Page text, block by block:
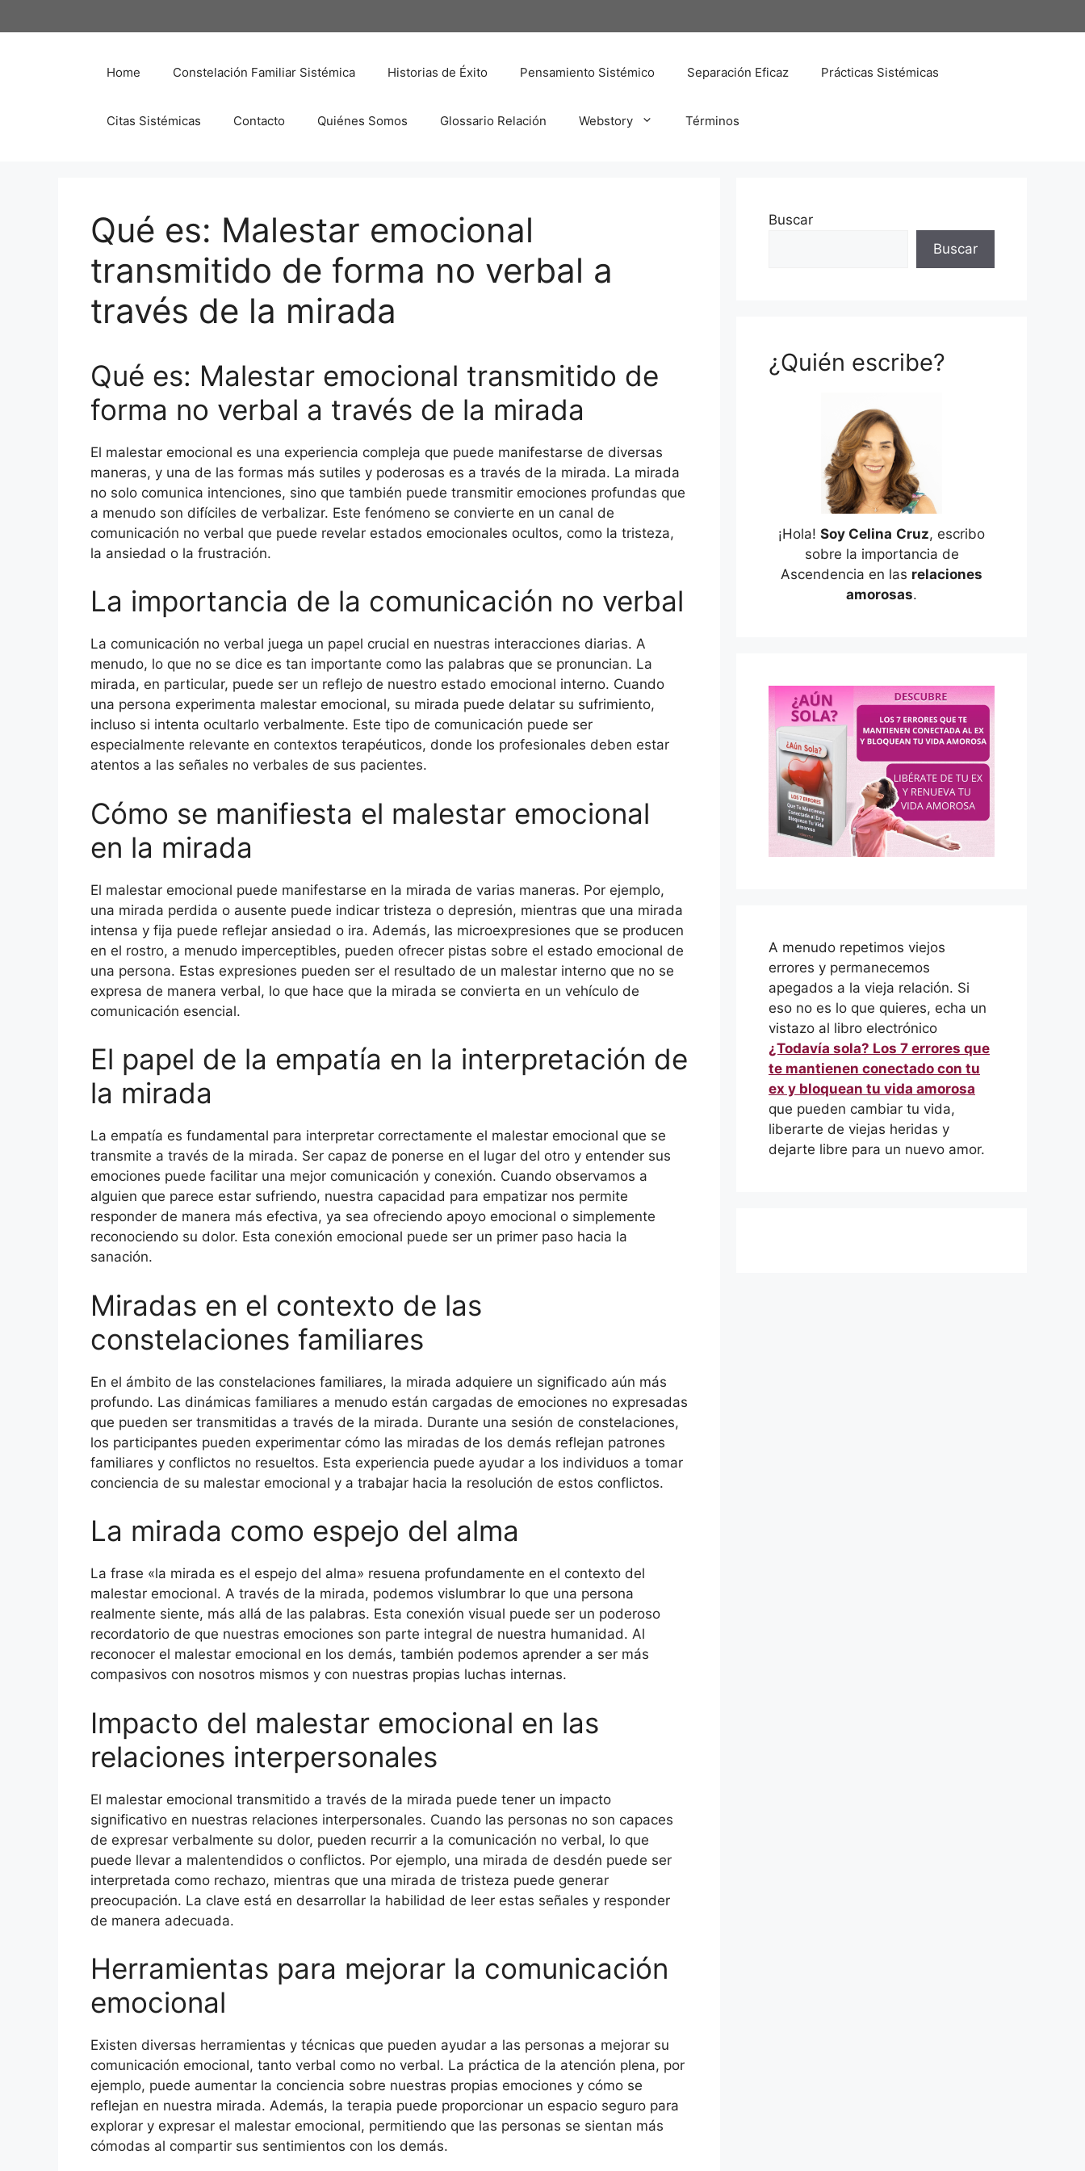
al
Home Constelación Familiar Sistémica Historias de Éxito Pensamiento Sistémico Separación Eficaz Prácticas Sistémicas
Citas Sistémicas Contacto Quiénes Somos Glossario Relación Webstory Términos
Qué es: Malestar emocional
transmitido de forma no verbal a
través de la mirada
Qué es: Malestar emocional transmitido de
forma no verbal a través de la mirada
El malestar emocional es una experiencia compleja que puede manifestarse de diversas
maneras, y una de las formas más sutiles y poderosas es a través de la mirada. La mirada
no solo comunica intenciones, sino que también puede transmitir emociones profundas que
a menudo son difíciles de verbalizar. Este fenómeno se convierte en un canal de
comunicación no verbal que puede revelar estados emocionales ocultos, como la tristeza,
la ansiedad o la frustración.
La importancia de la comunicación no verbal
La comunicación no verbal juega un papel crucial en nuestras interacciones diarias. A
menudo, lo que no se dice es tan importante como las palabras que se pronuncian. La
mirada, en particular, puede ser un reflejo de nuestro estado emocional interno. Cuando
una persona experimenta malestar emocional, su mirada puede delatar su sufrimiento,
incluso si intenta ocultarlo verbalmente. Este tipo de comunicación puede ser
especialmente relevante en contextos terapéuticos, donde los profesionales deben estar
atentos a las señales no verbales de sus pacientes.
Cómo se manifiesta el malestar emocional
en la mirada
El malestar emocional puede manifestarse en la mirada de varias maneras. Por ejemplo,
una mirada perdida o ausente puede indicar tristeza o depresión, mientras que una mirada
intensa y fija puede reflejar ansiedad o ira. Además, las microexpresiones que se producen
en el rostro, a menudo imperceptibles, pueden ofrecer pistas sobre el estado emocional de
una persona. Estas expresiones pueden ser el resultado de un malestar interno que no se
expresa de manera verbal, lo que hace que la mirada se convierta en un vehículo de
comunicación esencial.
El papel de la empatía en la interpretación de
la mirada
La empatía es fundamental para interpretar correctamente el malestar emocional que se
transmite a través de la mirada. Ser capaz de ponerse en el lugar del otro y entender sus
emociones puede facilitar una mejor comunicación y conexión. Cuando observamos a
alguien que parece estar sufriendo, nuestra capacidad para empatizar nos permite
responder de manera más efectiva, ya sea ofreciendo apoyo emocional o simplemente
reconociendo su dolor. Esta conexión emocional puede ser un primer paso hacia la
sanación.
Miradas en el contexto de las
constelaciones familiares
En el ámbito de las constelaciones familiares, la mirada adquiere un significado aún más
profundo. Las dinámicas familiares a menudo están cargadas de emociones no expresadas
que pueden ser transmitidas a través de la mirada. Durante una sesión de constelaciones,
los participantes pueden experimentar cómo las miradas de los demás reflejan patrones
familiares y conflictos no resueltos. Esta experiencia puede ayudar a los individuos a tomar
conciencia de su malestar emocional y a trabajar hacia la resolución de estos conflictos.
La mirada como espejo del alma
La frase «la mirada es el espejo del alma» resuena profundamente en el contexto del
malestar emocional. A través de la mirada, podemos vislumbrar lo que una persona
realmente siente, más allá de las palabras. Esta conexión visual puede ser un poderoso
recordatorio de que nuestras emociones son parte integral de nuestra humanidad. Al
reconocer el malestar emocional en los demás, también podemos aprender a ser más
compasivos con nosotros mismos y con nuestras propias luchas internas.
Impacto del malestar emocional en las
relaciones interpersonales
El malestar emocional transmitido a través de la mirada puede tener un impacto
significativo en nuestras relaciones interpersonales. Cuando las personas no son capaces
de expresar verbalmente su dolor, pueden recurrir a la comunicación no verbal, lo que
puede llevar a malentendidos o conflictos. Por ejemplo, una mirada de desdén puede ser
interpretada como rechazo, mientras que una mirada de tristeza puede generar
preocupación. La clave está en desarrollar la habilidad de leer estas señales y responder
de manera adecuada.
Herramientas para mejorar la comunicación
emocional
Existen diversas herramientas y técnicas que pueden ayudar a las personas a mejorar su
comunicación emocional, tanto verbal como no verbal. La práctica de la atención plena, por
ejemplo, puede aumentar la conciencia sobre nuestras propias emociones y cómo se
reflejan en nuestra mirada. Además, la terapia puede proporcionar un espacio seguro para
explorar y expresar el malestar emocional, permitiendo que las personas se sientan más
cómodas al compartir sus sentimientos con los demás.
Buscar
Buscar
¿Quién escribe?
¡Hola! Soy Celina Cruz, escribo
sobre la importancia de
Ascendencia en las relaciones
amorosas.
A menudo repetimos viejos
errores y permanecemos
apegados a la vieja relación. Si
eso no es lo que quieres, echa un
vistazo al libro electrónico
¿Todavía sola? Los 7 errores que
te mantienen conectado con tu
ex y bloquean tu vida amorosa
que pueden cambiar tu vida,
liberarte de viejas heridas y
dejarte libre para un nuevo amor.